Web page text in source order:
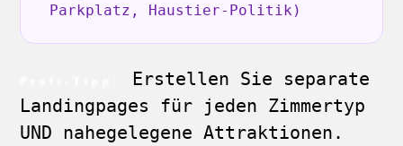
Parkplatz, Haustier-Politik)
Erstellen Sie separate
Landingpages für jeden Zimmertyp
UND nahegelegene Attraktionen.